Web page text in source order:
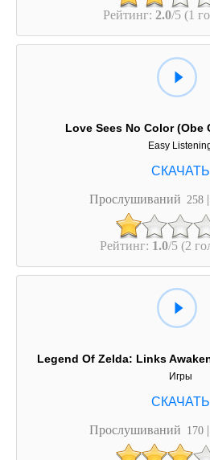
Рейтинг: 2.0/5 (1
Love Sees No Color (Obe
Easy
Прослушиваний 258
Рейтинг: 1.0/5 (2
Legend Of Zelda: Links
Игры
Прослушиваний 170